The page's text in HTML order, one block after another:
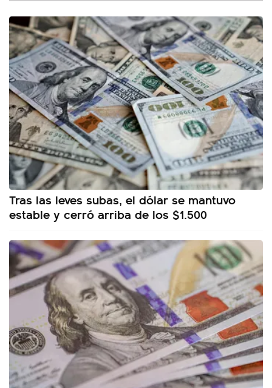
Tras las leves subas, el dólar se mantuvo
estable y cerró arriba de los $1.500